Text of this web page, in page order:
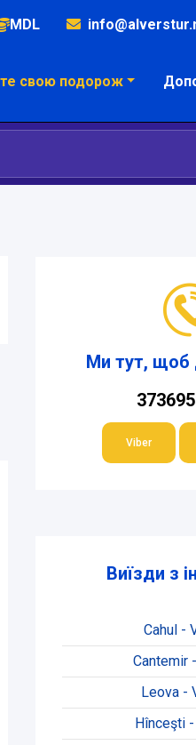
MDL
свою подорож
Ми тут, щоб
Viber
Виїзди з
Cahul -
Cantemir
Leova -
Hînceşti